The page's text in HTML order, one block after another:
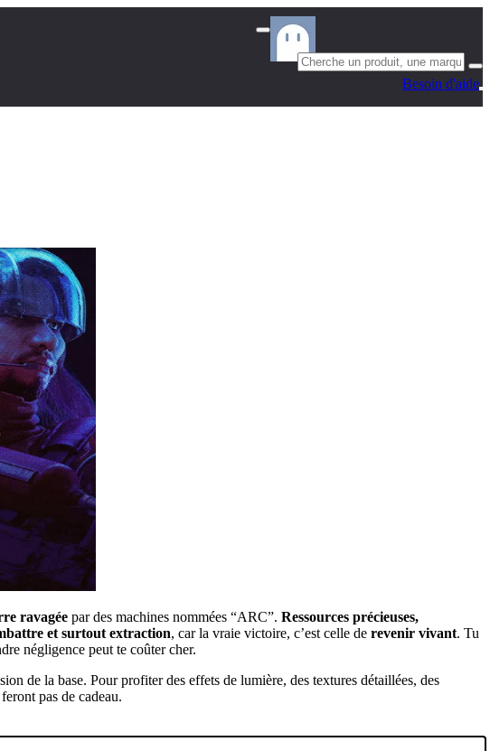
Besoin d'aide
ravagée par des machines nommées “ARC”. Ressources précieuses,
et surtout extraction, car la vraie victoire, c’est celle de revenir vivant. Tu
négligence peut te coûter cher.
de la base. Pour profiter des effets de lumière, des textures détaillées, des
pas de cadeau.